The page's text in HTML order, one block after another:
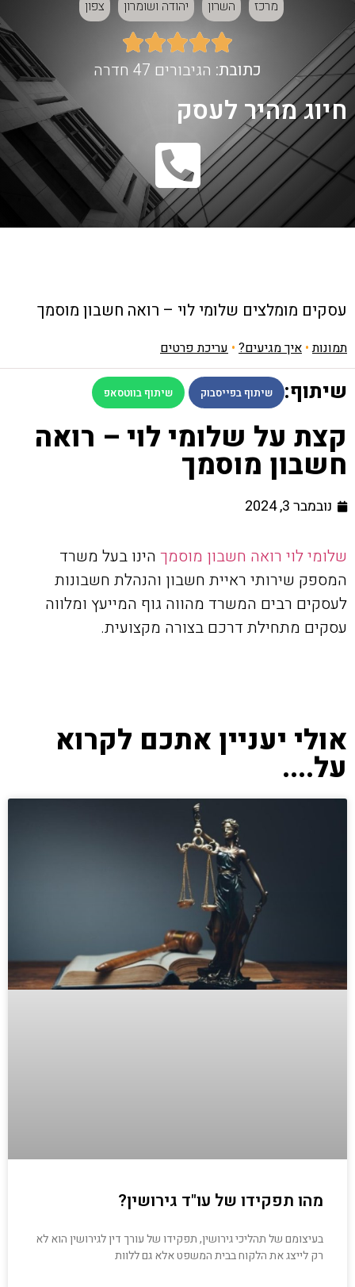
מרכז השרון יהודה ושומרון צפון





כתובת: הגיבורים 47 חדרה
חיוג מהיר לעסק
עסקים מומלצים שלומי לוי – רואה חשבון מוסמך
תמונות• איך מגיעים? • עריכת פרטים
שיתוף: שיתוף בפייסבוק שיתוף בווטסאפ
קצת על שלומי לוי – רואה
חשבון מוסמך
נובמבר 3, 2024
שלומי לוי רואה חשבון מוסמך הינו בעל משרד
המספק שירותי ראיית חשבון והנהלת חשבונות
לעסקים רבים המשרד מהווה גוף המייעץ ומלווה
עסקים מתחילת דרכם בצורה מקצועית.
אולי יעניין אתכם לקרוא
על....
מהו תפקידו של עו"ד גירושין?
בעיצומם של תהליכי גירושין, תפקידו של עורך דין לגירושין הוא לא
רק לייצג את הלקוח בבית המשפט אלא גם ללוות